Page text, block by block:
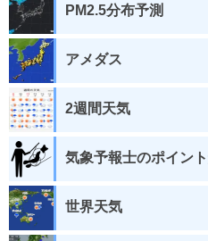
PM2.5分布予測
アメダス
2週間天気
気象予報士のポイン
世界天気